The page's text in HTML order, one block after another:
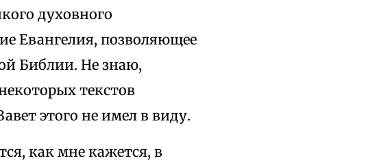
духовного
Евангелия, позволяющее
Библии. Не знаю,
текстов
этого не имел в виду.
как мне кажется, в